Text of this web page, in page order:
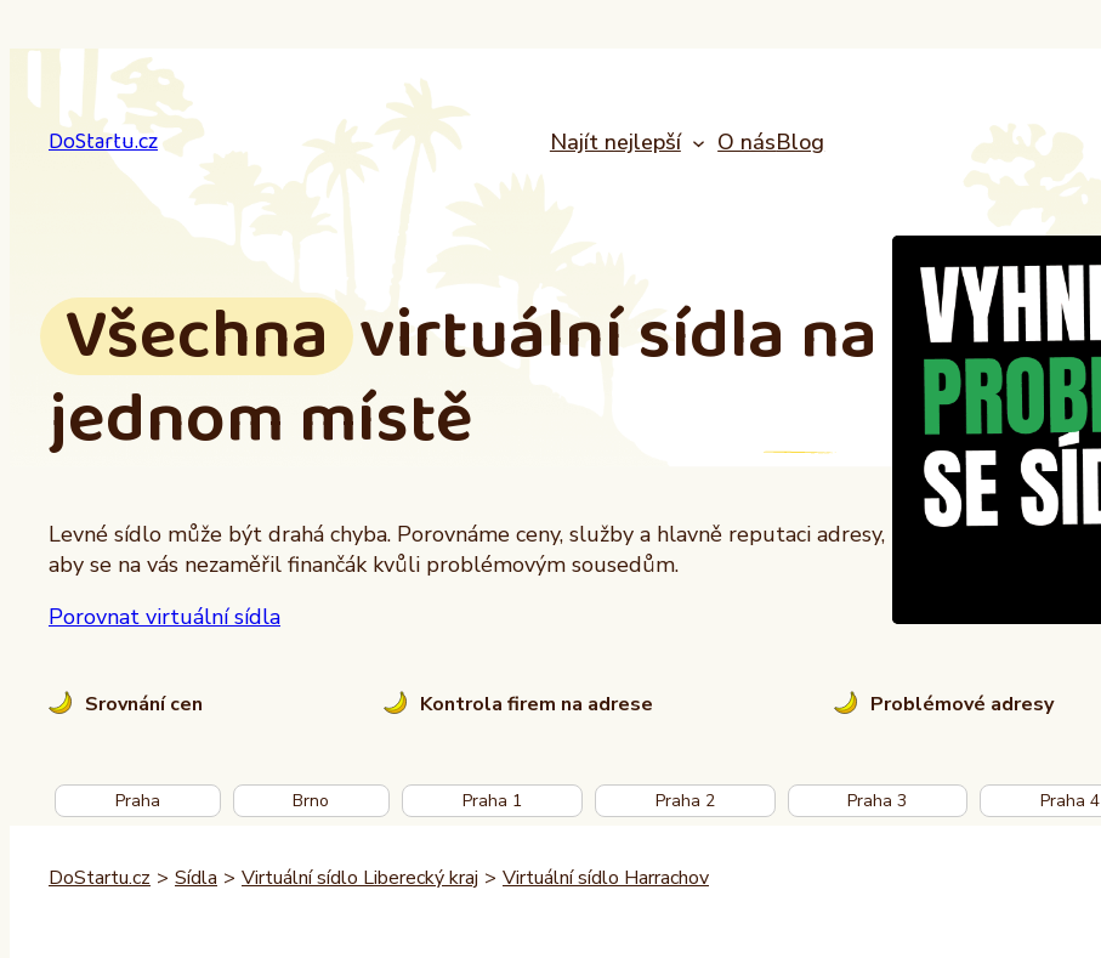
na
obsah
DoStartu.cz Najít nejlepší O násBlog
Všechnavirtuální sídla na
jednom místě
Levné sídlo může být drahá chyba. Porovnáme ceny, služby a hlavně reputaci adresy,
aby se na vás nezaměřil finančák kvůli problémovým sousedům.
Porovnat virtuální sídla
Srovnání cen Kontrola firem na adrese Problémové adresy
Praha Brno Praha 1 Praha 2 Praha 3 Praha 4
DoStartu.cz > Sídla > Virtuální sídlo Liberecký kraj > Virtuální sídlo Harrachov